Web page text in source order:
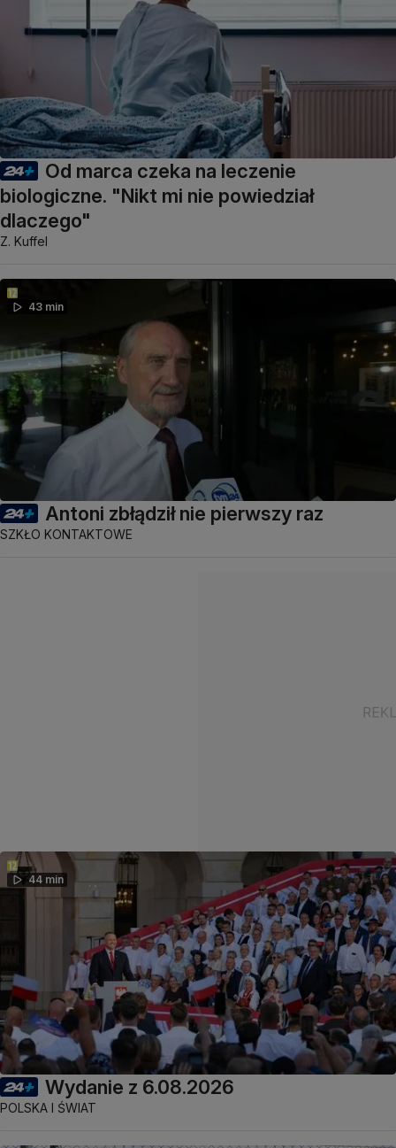
Od marca czeka na leczenie
biologiczne. "Nikt mi nie powiedział
dlaczego"
Z. Kuffel
43 min
Antoni zbłądził nie pierwszy raz
SZKŁO KONTAKTOWE
44 min
Wydanie z 6.08.2026
POLSKA I ŚWIAT